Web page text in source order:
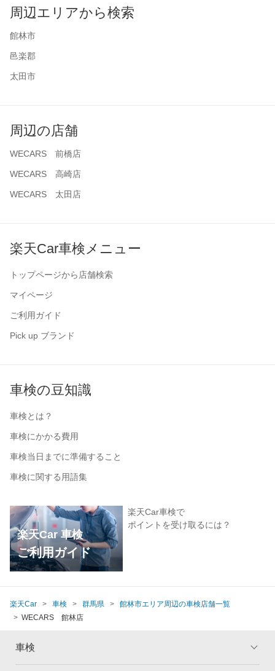
周辺エリアから検索
館林市
邑楽郡
太田市
周辺の店舗
WECARS 前橋店
WECARS 高崎店
WECARS 太田店
楽天Car車検メニュー
トップページから店舗検索
マイページ
ご利用ガイド
Pick up ブランド
車検の豆知識
車検とは？
車検にかかる費用
車検当日までに準備すること
車検に関する用語集
楽天Car 車検
ご利用ガイド
楽天Car車検で
ポイントを受け取るには？
楽天Car 車検 群馬県
館林市エリア周辺の車検店舗一覧
WECARS 館林店
車検